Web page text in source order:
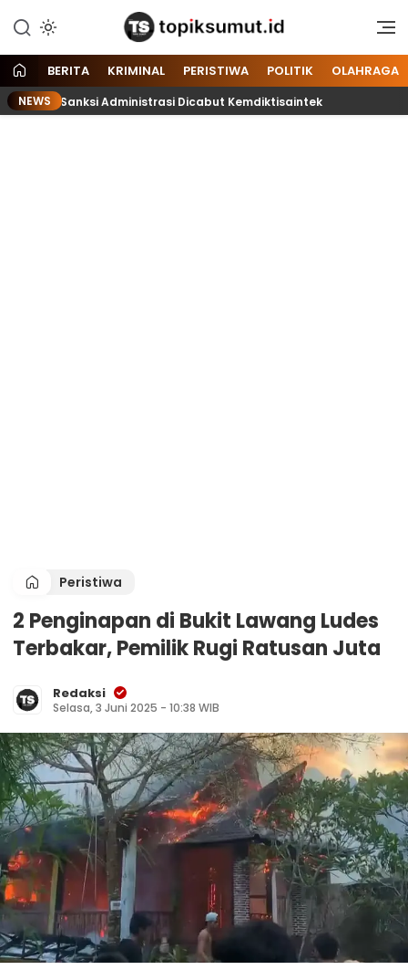
Topik Sumut
Memberitakan Seputar
dan Nasional
BERITA KRIMINAL PERISTIWA POLITIK OLAHRAGA
NEWS
Sanksi Administrasi Dicabut Kemdiktisaintek
Peristiwa
2 Penginapan di Bukit Lawang Ludes
Terbakar, Pemilik Rugi Ratusan Juta
Redaksi
Selasa, 3 Juni 2025 - 10:38 WIB